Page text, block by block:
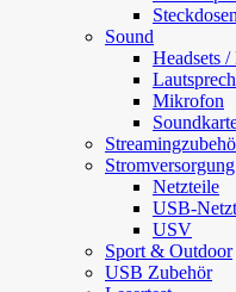
Sound
Headsets
Mikrofon
Stromversorgung
Netzteile
USB-
USV
Sport & Outdoor
USB Zubehör